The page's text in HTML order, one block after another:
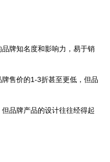
牌知名度和影响力，易于销
售价的1-3折甚至更低，但品
品牌产品的设计往往经得起